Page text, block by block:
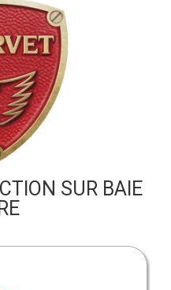
SUR BAIE